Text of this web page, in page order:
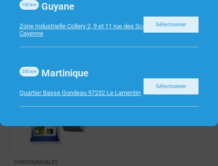
CONSOMMABLES
Guyane
100 km
Zone Industrielle Collery 2, 9 et 11 rue des Scarabees 97300
Cayenne
Sélectionner
Martinique
200 km
Quartier Basse Gondeau 97232 Le Lamentin
Sélectionner